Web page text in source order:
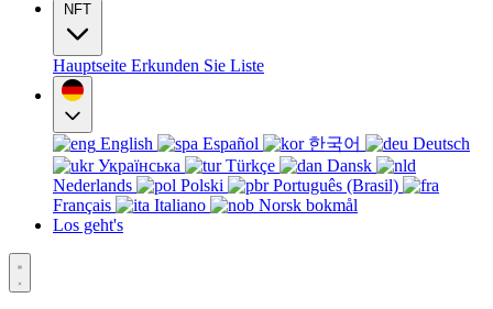
NFT
Hauptseite Erkunden Sie Liste
English Español 한국어
Deutsch
Українська
Türkçe
Dansk
Nederlands
Polski
Português (Brasil)
Français
Italiano
Norsk bokmål
Los geht's